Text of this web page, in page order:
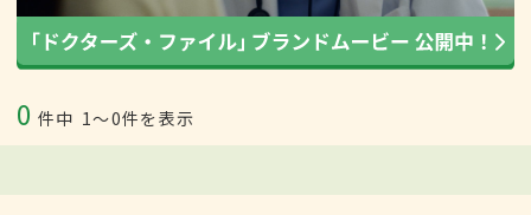
0 件中 1〜0件を表示